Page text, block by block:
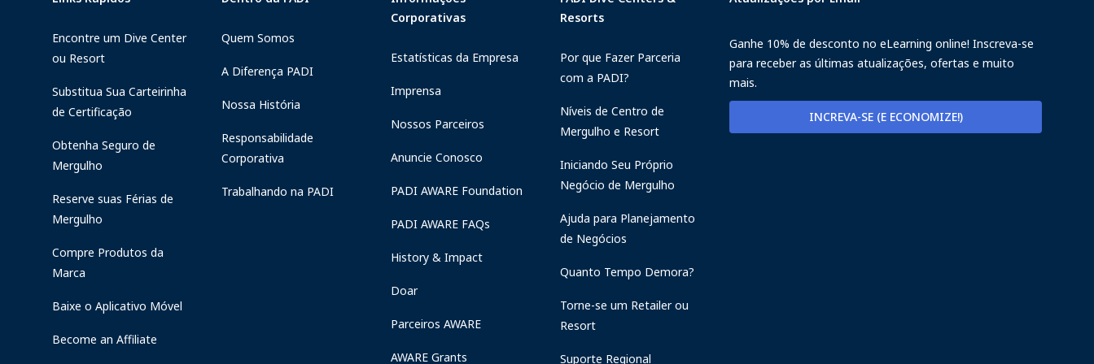
Encontre um Dive Center
ou Resort
Substitua Sua Carteirinha
de Certificação
Obtenha Seguro de
Mergulho
Reserve suas Férias de
Mergulho
Compre Produtos da
Marca
Baixe o Aplicativo Móvel
Become an Affiliate
Quem Somos
A Diferença PADI
Nossa História
Responsabilidade
Corporativa
Trabalhando na PADI
Corporativas
Estatísticas da Empresa
Imprensa
Nossos Parceiros
Anuncie Conosco
PADI AWARE Foundation
PADI AWARE FAQs
History & Impact
Doar
Parceiros AWARE
AWARE Grants
Resorts
Por que Fazer Parceria
com a PADI?
Níveis de Centro de
Mergulho e Resort
Iniciando Seu Próprio
Negócio de Mergulho
Ajuda para Planejamento
de Negócios
Quanto Tempo Demora?
Torne-se um Retailer ou
Resort
Suporte Regional
Ganhe 10% de desconto no eLearning online! Inscreva-se
para receber as últimas atualizações, ofertas e muito
mais.
INCREVA-SE (E ECONOMIZE!)